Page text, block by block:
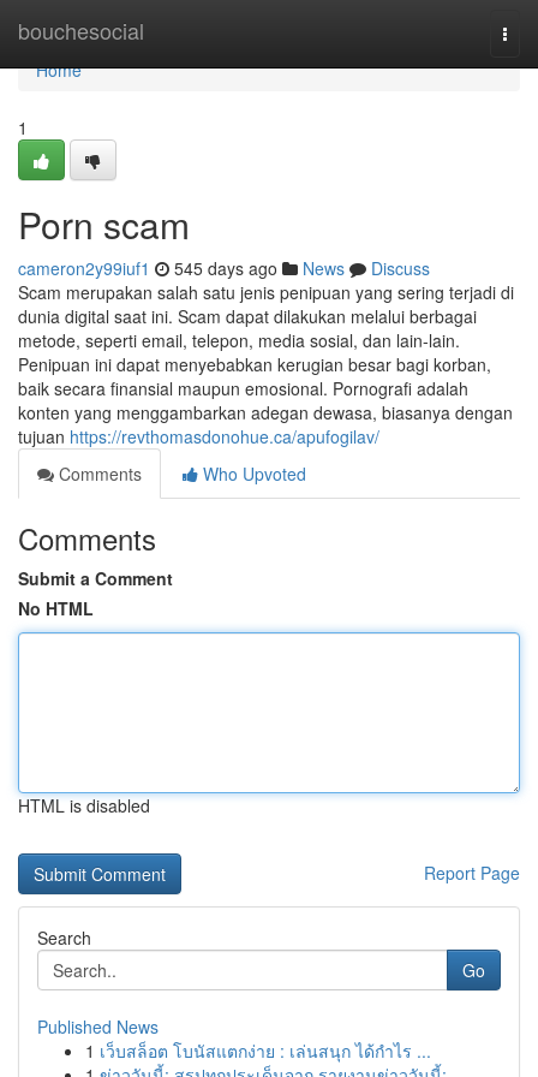
bouchesocial
Home
Home
1
Porn scam
cameron2y99iuf1 545 days ago News
Discuss
Scam merupakan salah satu jenis penipuan yang sering terjadi di
dunia digital saat ini. Scam dapat dilakukan melalui berbagai
metode, seperti email, telepon, media sosial, dan lain-lain.
Penipuan ini dapat menyebabkan kerugian besar bagi korban,
baik secara finansial maupun emosional. Pornografi adalah
konten yang menggambarkan adegan dewasa, biasanya dengan
tujuan https://revthomasdonohue.ca/apufogilav/
Comments
Who Upvoted
Comments
Submit a Comment
No HTML
HTML is disabled
Report Page
Search
Go
Published News
1 เว็บสล็อต โบนัสแตกง่าย : เล่นสนุก ได้กำไร ...